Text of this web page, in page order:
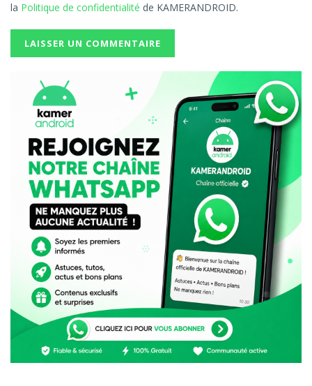
la Politique de confidentialité de KAMERANDROID.